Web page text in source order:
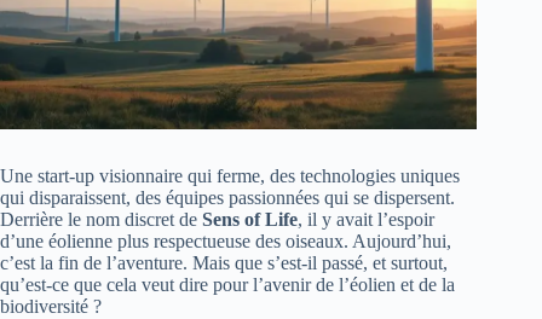
Une start-up visionnaire qui ferme, des technologies uniques
qui disparaissent, des équipes passionnées qui se dispersent.
Derrière le nom discret de Sens of Life, il y avait l’espoir
d’une éolienne plus respectueuse des oiseaux. Aujourd’hui,
c’est la fin de l’aventure. Mais que s’est-il passé, et surtout,
qu’est-ce que cela veut dire pour l’avenir de l’éolien et de la
biodiversité ?